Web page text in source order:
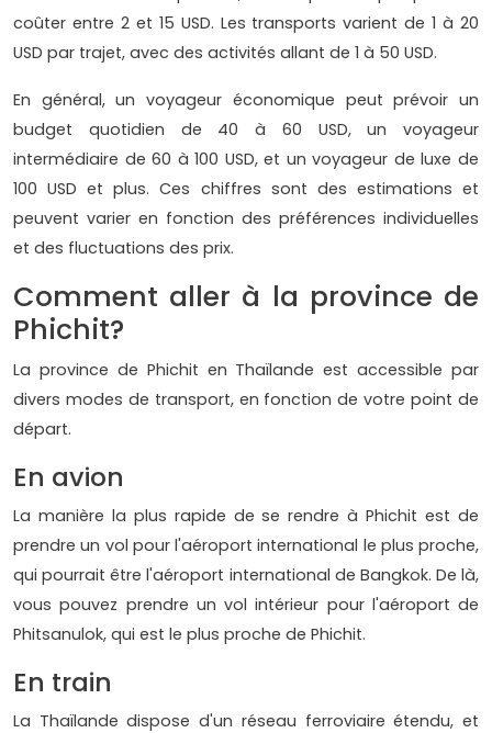
coûter entre 2 et 15 USD. Les transports varient de 1 à 20
USD par trajet, avec des activités allant de 1 à 50 USD.
En général, un voyageur économique peut prévoir un
budget quotidien de 40 à 60 USD, un voyageur
intermédiaire de 60 à 100 USD, et un voyageur de luxe de
100 USD et plus. Ces chiffres sont des estimations et
peuvent varier en fonction des préférences individuelles
et des fluctuations des prix.
Comment aller à la province de
Phichit?
La province de Phichit en Thaïlande est accessible par
divers modes de transport, en fonction de votre point de
départ.
En avion
La manière la plus rapide de se rendre à Phichit est de
prendre un vol pour l'aéroport international le plus proche,
qui pourrait être l'aéroport international de Bangkok. De là,
vous pouvez prendre un vol intérieur pour l'aéroport de
Phitsanulok, qui est le plus proche de Phichit.
En train
La Thaïlande dispose d'un réseau ferroviaire étendu, et